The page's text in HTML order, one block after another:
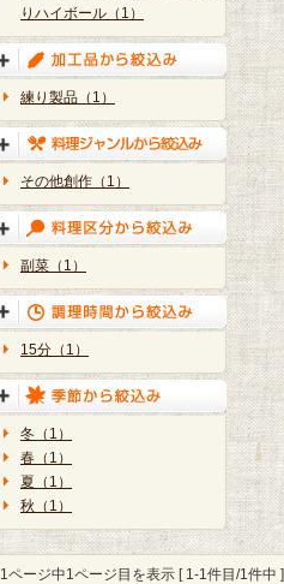
りハイボール（1）
練り製品（1）
その他創作（1）
副菜（1）
15分（1）
冬（1）
春（1）
夏（1）
秋（1）
1ページ中1ページ目を表示 [ 1-1件目/1件中 ]